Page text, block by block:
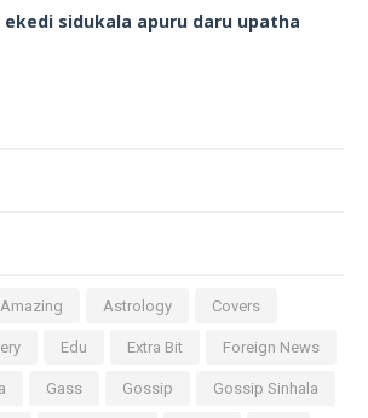
ekedi sidukala apuru daru upatha
Amazing Astrology Covers
Edu Extra Bit Foreign News
Gass Gossip Gossip Sinhala